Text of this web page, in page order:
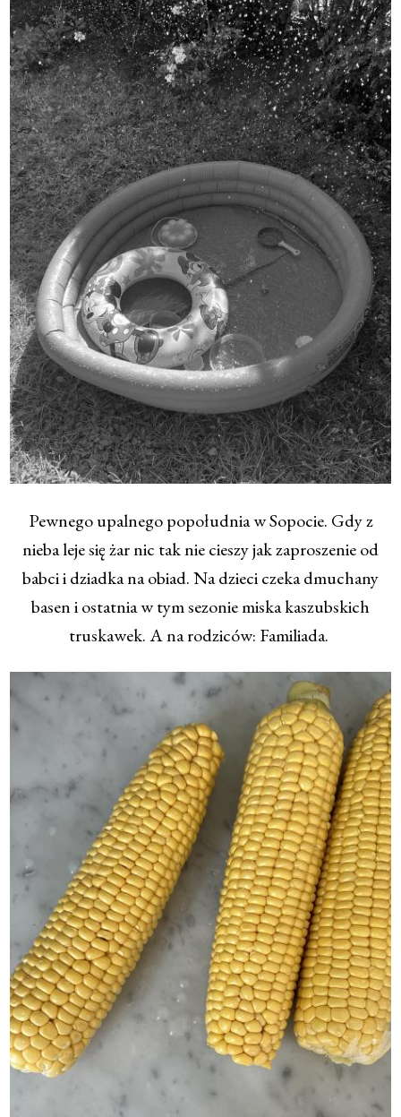
Pewnego upalnego popołudnia w Sopocie. Gdy z
nieba leje się żar nic tak nie cieszy jak zaproszenie od
babci i dziadka na obiad. Na dzieci czeka dmuchany
basen i ostatnia w tym sezonie miska kaszubskich
truskawek. A na rodziców: Familiada.